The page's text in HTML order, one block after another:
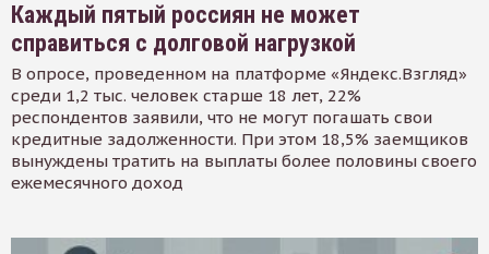
Каждый пятый россиян не может
справиться с долговой нагрузкой
В опросе, проведенном на платформе «Яндекс.Взгляд»
среди 1,2 тыс. человек старше 18 лет, 22%
респондентов заявили, что не могут погашать свои
кредитные задолженности. При этом 18,5% заемщиков
вынуждены тратить на выплаты более половины своего
ежемесячного доход